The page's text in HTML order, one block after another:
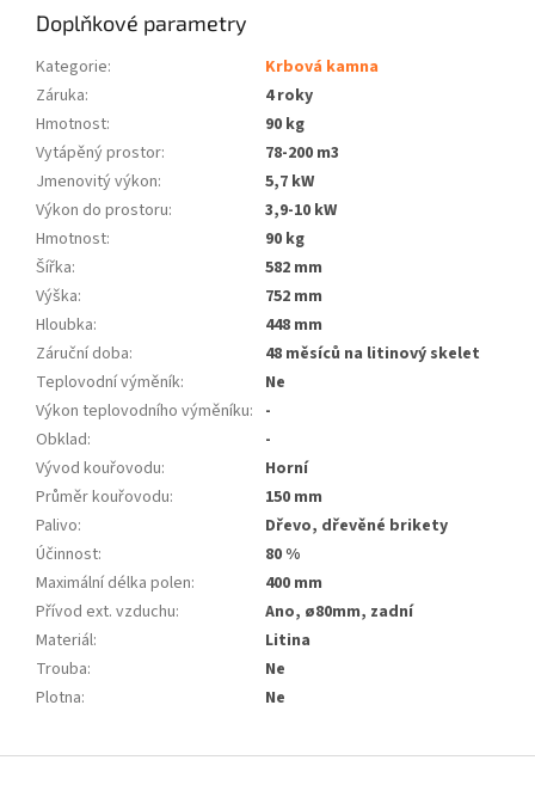
Doplňkové parametry
Kategorie:
Krbová kamna
Záruka:
4 roky
Hmotnost:
90 kg
Vytápěný prostor:
78-200 m3
Jmenovitý výkon:
5,7 kW
Výkon do prostoru:
3,9-10 kW
Hmotnost:
90 kg
Šířka:
582 mm
Výška:
752 mm
Hloubka:
448 mm
Záruční doba:
48 měsíců na litinový skelet
Teplovodní výměník:
Ne
Výkon teplovodního výměníku: -
Obklad:
-
Vývod kouřovodu:
Horní
Průměr kouřovodu:
150 mm
Palivo:
Dřevo, dřevěné brikety
Účinnost:
80 %
Maximální délka polen:
400 mm
Přívod ext. vzduchu:
Ano, ø80mm, zadní
Materiál:
Litina
Trouba:
Ne
Plotna: Ne